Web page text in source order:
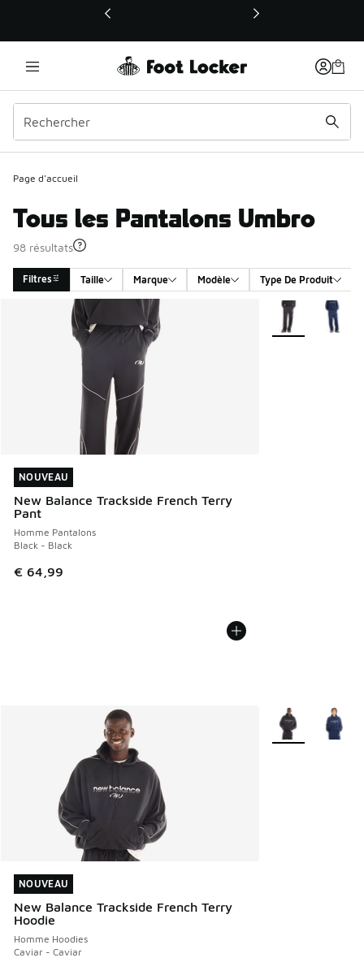
Ce lien ouvrira une nouvelle fenêtre
Page d'accueil
Tous les Pantalons Umbro
98 résultats
Filtres Taille Marque Modèle Type De Produit
Search Results
NOUVEAU
New Balance Trackside French Terry
Pant
Homme Pantalons
Black - Black
€ 64,99
NOUVEAU
Plus de couleurs
NOUVEAU
New Balance Trackside French Terry
Hoodie
Homme Hoodies
Caviar - Caviar
NOUVEAU
Plus de couleurs